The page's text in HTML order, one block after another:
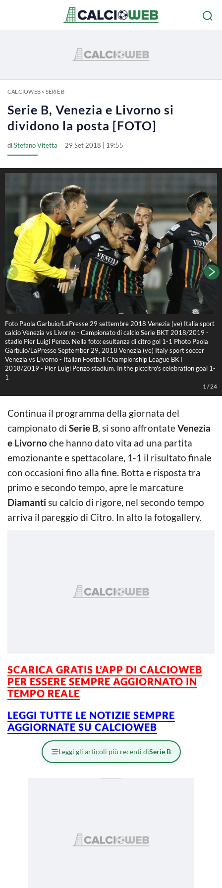
CALCIOWEB» SERIE B
Serie B, Venezia e Livorno si
dividono la posta [FOTO]
diStefano Vitetta 29 Set 2018 | 19:55
Foto Paola Garbuio/LaPresse 29 settembre 2018 Venezia (ve) Italia sport
calcio Venezia vs Livorno - Campionato di calcio Serie BKT 2018/2019 -
stadio Pier Luigi Penzo. Nella foto: esultanza di citro gol 1-1 Photo Paola
Garbuio/LaPresse September 29, 2018 Venezia (ve) Italy sport soccer
Venezia vs Livorno - Italian Football Championship League BKT
2018/2019 - Pier Luigi Penzo stadium. In the pic:citro's celebration goal 1-
1
1 /24
Continua il programma della giornata del
campionato di Serie B, si sono affrontateVenezia
e Livornoche hanno dato vita ad una partita
emozionante e spettacolare, 1-1 il risultato finale
con occasioni fino alla fine. Botta e risposta tra
primo e secondo tempo, apre le marcature
Diamanti su calcio di rigore, nel secondo tempo
arriva il pareggio di Citro. In alto la fotogallery.
SCARICA GRATIS L’APP DI CALCIOWEB
PER ESSERE SEMPRE AGGIORNATO IN
TEMPO REALE
LEGGI TUTTE LE NOTIZIE SEMPRE
AGGIORNATE SU CALCIOWEB
Leggi gli articoli più recenti diSerie B